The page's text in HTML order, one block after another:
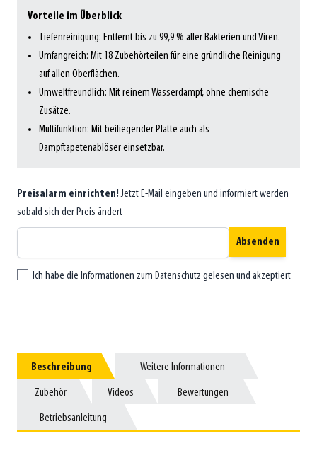
Vorteile im Überblick
Tiefenreinigung: Entfernt bis zu 99,9 % aller Bakterien und Viren.
Umfangreich: Mit 18 Zubehörteilen für eine gründliche Reinigung
auf allen Oberflächen.
Umweltfreundlich: Mit reinem Wasserdampf, ohne chemische
Zusätze.
Multifunktion: Mit beiliegender Platte auch als
Dampftapetenablöser einsetzbar.
Preisalarm einrichten! Jetzt E-Mail eingeben und informiert werden
sobald sich der Preis ändert
Absenden
Ich habe die Informationen zum Datenschutz gelesen und akzeptiert
Beschreibung
Beschreibung Weitere Informationen
Weitere Informationen
Zubehör
Zubehör Videos
Videos Bewertungen
Bewertungen
Betriebsanleitung
Betriebsanleitung